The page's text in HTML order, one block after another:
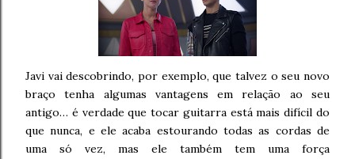
Javi vai descobrindo, por exemplo, que talvez o seu novo
braço tenha algumas vantagens em relação ao seu
antigo… é verdade que tocar guitarra está mais difícil do
que nunca, e ele acaba estourando todas as cordas de
uma só vez, mas ele também tem uma força